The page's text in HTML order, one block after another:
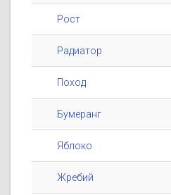
Рост
Радиатор
Поход
Бумеранг
Яблоко
Жребий